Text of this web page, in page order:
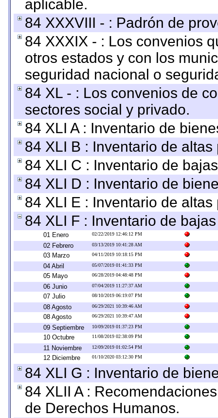
aplicable.
84 XXXVIII - : Padrón de
84 XXXIX - : Los convenios
otros estados y con los
seguridad nacional o
84 XL - : Los convenios de
sectores social y privado.
84 XLI A : Inventario de
84 XLI B : Inventario de
84 XLI C : Inventario de
84 XLI D : Inventario de
84 XLI E : Inventario de
84 XLI F : Inventario de
01 Enero 02/22/2019 12:46:12 PM
02 Febrero 03/13/2019 10:41:28 AM
03 Marzo 04/11/2019 10:18:15 PM
04 Abril 05/07/2019 01:41:33 PM
05 Mayo 06/28/2019 04:48:48 PM
06 Junio 07/04/2019 11:27:37 AM
07 Julio 08/10/2019 06:19:07 PM
08 Agosto 06/29/2021 10:39:46 AM
08 Agosto 06/29/2021 10:39:47 AM
09 Septiembre 10/09/2019 01:37:23 PM
10 Octubre 11/08/2019 02:38:09 PM
11 Noviembre 12/09/2019 01:02:54 PM
12 Diciembre 01/10/2020 03:12:30 PM
84 XLI G : Inventario de
84 XLII A :
de Derechos Humanos.